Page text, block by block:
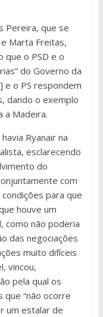
Pereira, que se
Marta Freitas,
que o PSD e o
do Governo da
e o PS respondem
dando o exemplo
a Madeira.
Ryanair na
esclarecendo
do
com
para que
houve um
como não poderia
das negociações
muito difíceis
vincou,
pela qual os
que “não ocorre
um estalar de